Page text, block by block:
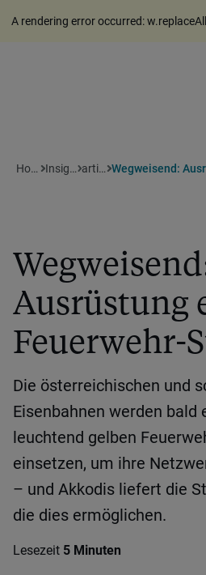
A rendering error occurred:
Home Insights artikel
Ausrüstung
Feuerwehr-
Die österreichischen und
Eisenbahnen werden bald
leuchtend gelben
einsetzen, um ihre
– und Akkodis liefert die
die dies ermöglichen.
Lesezeit 5 Minuten